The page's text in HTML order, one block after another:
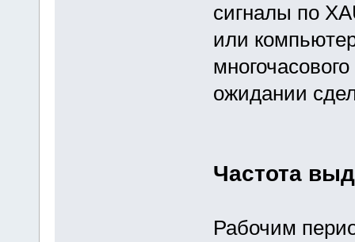
сигналы по
или
ожидании
Частота
Рабочим